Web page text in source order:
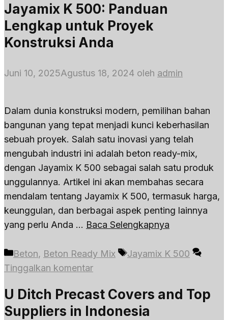
Jayamix K 500: Panduan
Lengkap untuk Proyek
Konstruksi Anda
Juni 10, 2025Agustus 18, 2024 oleh admin
Dalam dunia konstruksi modern, pemilihan bahan
bangunan yang tepat menjadi kunci keberhasilan
sebuah proyek. Salah satu inovasi yang telah
mengubah industri ini adalah beton ready-mix,
dengan Jayamix K 500 sebagai salah satu produk
unggulannya. Artikel ini akan membahas secara
mendalam tentang Jayamix K 500, termasuk harga,
keunggulan, dan berbagai aspek penting lainnya
yang perlu Anda … Baca Selengkapnya
Kategori
Beton, Beton Ready Mix Tag
Jayamix K 500
Tinggalkan komentar
U Ditch Precast Covers and Top
Suppliers in Indonesia